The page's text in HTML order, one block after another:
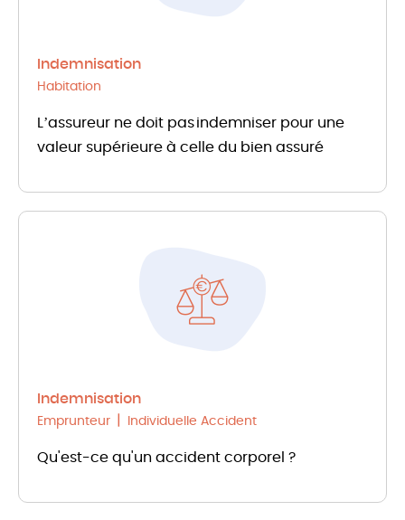
Indemnisation
Habitation
L’assureur ne doit pas indemniser pour une
valeur supérieure à celle du bien assuré
Indemnisation
Emprunteur Individuelle Accident
Qu'est-ce qu'un accident corporel ?